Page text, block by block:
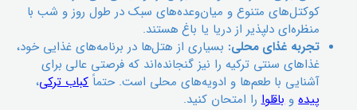
کوکتل‌های متنوع و میان‌وعده‌های سبک در طول روز و شب با
منظره‌ای دلپذیر از دریا یا باغ هستند.
تجربه غذای محلی: بسیاری از هتل‌ها در برنامه‌های غذایی خود،
غذاهای سنتی ترکیه را نیز گنجانده‌اند که فرصتی عالی برای
آشنایی با طعم‌ها و ادویه‌های محلی است. حتماً کباب ترکی،
پیدهوباقلوارا امتحان کنید.